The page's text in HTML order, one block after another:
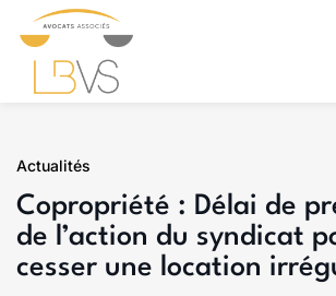
Actualités
Copropriété : Délai de
de l’action du syndicat
cesser une location